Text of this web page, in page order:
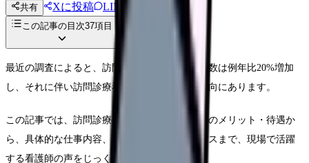
共有 Xに投稿 LINE
この記事の目次37項目
最近の調査によると、訪問診療を利用する患者数は例年比20%増加
し、それに伴い訪問診療看護師の求人も増加傾向にあります。
この記事では、訪問診療看護師として働くことのメリット・待遇か
ら、具体的な仕事内容、給与条件、キャリアパスまで、現場で活躍
する看護師の声をじっくり詳しく解説します。